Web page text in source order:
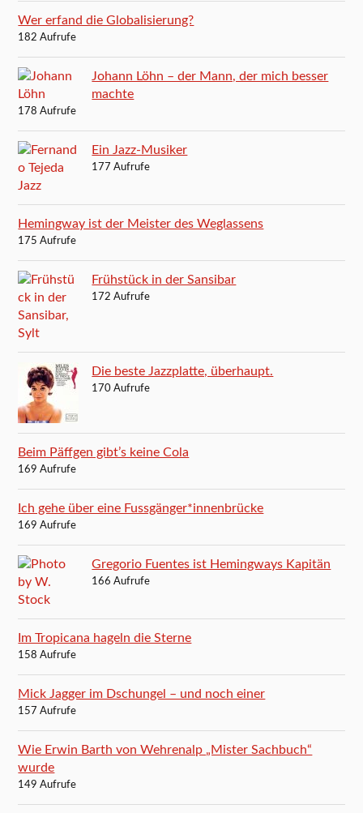
Wer erfand die Globalisierung?
182 Aufrufe
Johann Löhn – der Mann, der mich besser
machte
178 Aufrufe
Ein Jazz-Musiker
177 Aufrufe
Hemingway ist der Meister des Weglassens
175 Aufrufe
Frühstück in der Sansibar
172 Aufrufe
Die beste Jazzplatte, überhaupt.
170 Aufrufe
Beim Päffgen gibt’s keine Cola
169 Aufrufe
Ich gehe über eine Fussgänger*innenbrücke
169 Aufrufe
Gregorio Fuentes ist Hemingways Kapitän
166 Aufrufe
Im Tropicana hageln die Sterne
158 Aufrufe
Mick Jagger im Dschungel – und noch einer
157 Aufrufe
Wie Erwin Barth von Wehrenalp „Mister Sachbuch“
wurde
149 Aufrufe